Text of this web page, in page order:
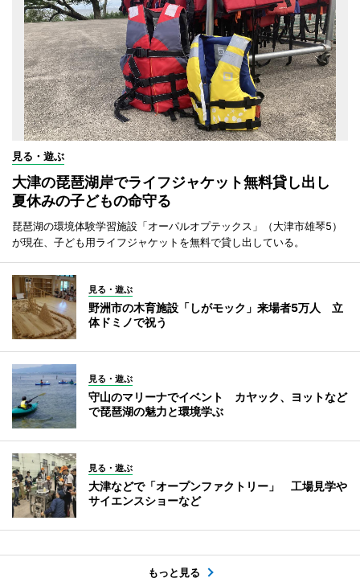
見る・遊ぶ
大津の琵琶湖岸でライフジャケット無料貸し出し
夏休みの子どもの命守る
琵琶湖の環境体験学習施設「オーパルオプテックス」（大津市雄琴5）
が現在、子ども用ライフジャケットを無料で貸し出している。
見る・遊ぶ
野洲市の木育施設「しがモック」来場者5万人 立
体ドミノで祝う
見る・遊ぶ
守山のマリーナでイベント カヤック、ヨットなど
で琵琶湖の魅力と環境学ぶ
見る・遊ぶ
大津などで「オープンファクトリー」 工場見学や
サイエンスショーなど
もっと見る